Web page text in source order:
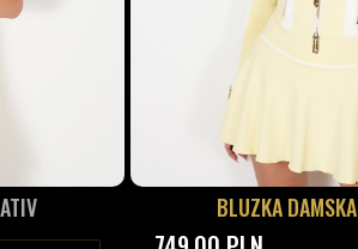
BLUZKA DAMSKA